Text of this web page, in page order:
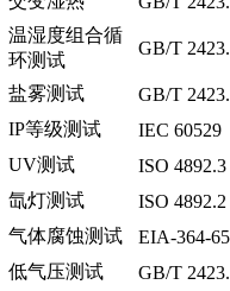
温湿度组合循
环测试
GB/T
盐雾测试
GB/T
IP等级测试
IEC
UV测试
ISO
氙灯测试
ISO
气体腐蚀测试
EIA-364-
低气压测试
GB/T